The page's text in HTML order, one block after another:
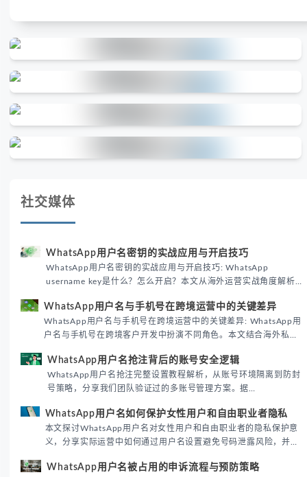
社交媒体
WhatsApp用户名密钥的实战应用与开启技巧
WhatsApp用户名密钥的实战应用与开启技巧: WhatsApp
username key是什么？怎么开启？本文从海外运营实战角度解析
境团队高效触达目标客户。
WhatsApp用户名与手机号在跨境运营中的关键差异
WhatsApp用户名与手机号在跨境运营中的关键差异: WhatsApp用
户名与手机号在跨境客户开发中扮演不同角色。本文结合海外私域
际差异，帮助团队优化WhatsApp营销策略。
WhatsApp用户名抢注背后的账号安全逻辑
WhatsApp用户名抢注完整设置教程解析，从账号环境隔离到防封
号策略，分享我们团队验证过的多账号管理方案。据
性直接影响转化率。
WhatsApp用户名如何保护女性用户和自由职业者隐私
本文探讨WhatsApp用户名对女性用户和自由职业者的隐私保护意
义，分享实际运营中如何通过用户名设置避免号码泄露风险，并提
已成为全球数字沟通的首要考量。
WhatsApp用户名被占用的申诉流程与预防策略